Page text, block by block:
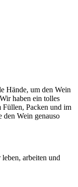
Hände, um den Wein
haben ein tolles
Füllen, Packen und im
den Wein genauso
arbeiten und